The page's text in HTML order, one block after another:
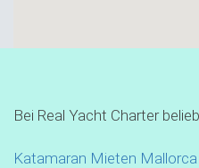
Bei Real Yacht Charter
Katamaran Mieten Mallorca